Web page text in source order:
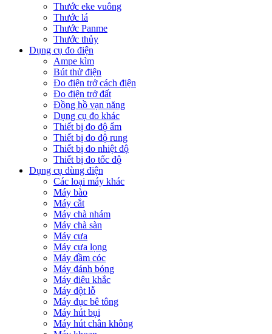
Thước eke vuông
Thước lá
Thước Panme
Thước thủy
Dụng cụ đo điện
Ampe kìm
Bút thử điện
Đo điện trở cách điện
Đo điện trở đất
Đồng hồ vạn năng
Dụng cụ đo khác
Thiết bị đo độ ẩm
Thiết bị đo độ rung
Thiết bị đo nhiệt độ
Thiết bị đo tốc độ
Dụng cụ dùng điện
Các loại máy khác
Máy bào
Máy cắt
Máy chà nhám
Máy chà sàn
Máy cưa
Máy cưa lọng
Máy đầm cóc
Máy đánh bóng
Máy điêu khắc
Máy đột lỗ
Máy đục bê tông
Máy hút bụi
Máy hút chân không